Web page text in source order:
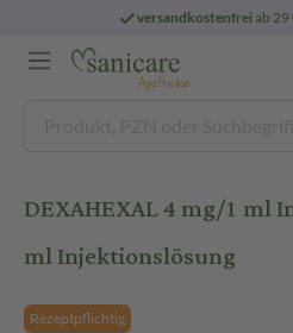
versandkostenfreiab 29
DEXAHEXAL 4 mg/1 ml
ml Injektionslösung
Rezeptpflichtig